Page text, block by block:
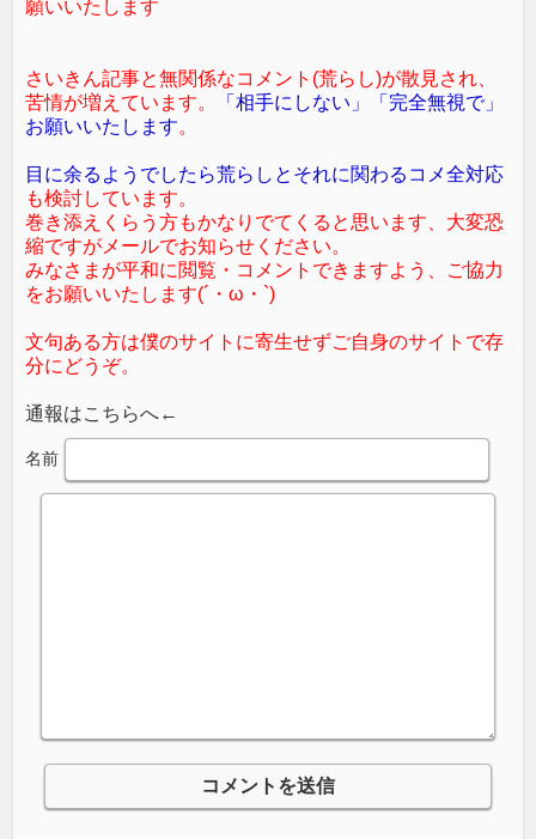
願いいたします
さいきん記事と無関係なコメント(荒らし)が散見され、
苦情が増えています。
「相手にしない」「完全無視で」
お願いいたします。
目に余るようでしたら荒らしとそれに関わるコメ全対応
も検討しています。
巻き添えくらう方もかなりでてくると思います、大変恐
縮ですがメールでお知らせください。
みなさまが平和に閲覧・コメントできますよう、ご協力
をお願いいたします(´・ω・`)
文句ある方は僕のサイトに寄生せずご自身のサイトで存
分にどうぞ。
通報はこちらへ←
名前